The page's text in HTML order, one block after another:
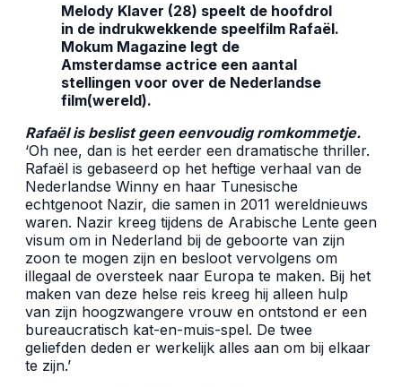
Melody Klaver (28) speelt de hoofdrol
in de indrukwekkende speelfilm Rafaël.
Mokum Magazine legt de
Amsterdamse actrice een aantal
stellingen voor over de Nederlandse
film(wereld).
Rafaël is beslist geen eenvoudig romkommetje.
‘Oh nee, dan is het eerder een dramatische thriller.
Rafaël is gebaseerd op het heftige verhaal van de
Nederlandse Winny en haar Tunesische
echtgenoot Nazir, die samen in 2011 wereldnieuws
waren. Nazir kreeg tijdens de Arabische Lente geen
visum om in Nederland bij de geboorte van zijn
zoon te mogen zijn en besloot vervolgens om
illegaal de oversteek naar Europa te maken. Bij het
maken van deze helse reis kreeg hij alleen hulp
van zijn hoogzwangere vrouw en ontstond er een
bureaucratisch kat-en-muis-spel. De twee
geliefden deden er werkelijk alles aan om bij elkaar
te zijn.’